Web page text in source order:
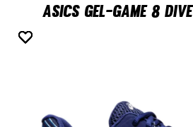
Asics Gel-Game 8